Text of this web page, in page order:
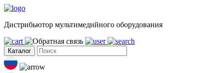
Дистрибьютор мультимедийного оборудования
Каталог